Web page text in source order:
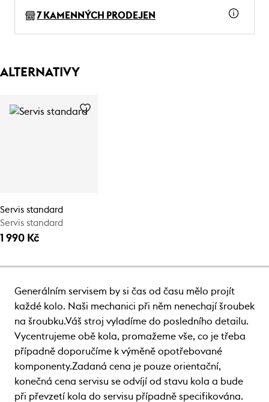
7 KAMENNÝCH PRODEJEN
ALTERNATIVY
Servis standard
Servis standard
1 990 Kč
Generálním servisem by si čas od času mělo projít
každé kolo. Naši mechanici při něm nenechají šroubek
na šroubku.Váš stroj vyladíme do posledního detailu.
Vycentrujeme obě kola, promažeme vše, co je třeba
případně doporučíme k výměně opotřebované
komponenty.Zadaná cena je pouze orientační,
konečná cena servisu se odvíjí od stavu kola a bude
při převzetí kola do servisu případně specifikována.